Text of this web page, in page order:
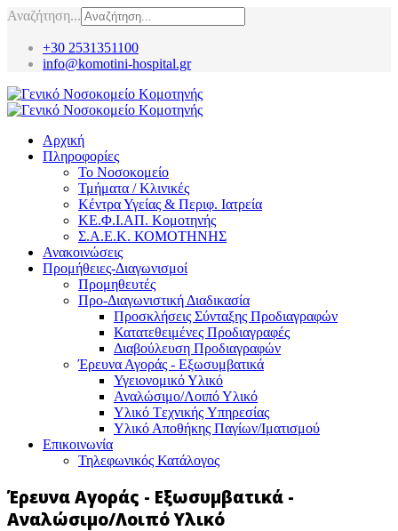
Αναζήτηση...
+30 2531351100
info@komotini-hospital.gr
Αρχική
Πληροφορίες
Το Νοσοκομείο
Τμήματα / Κλινικές
Κέντρα Υγείας & Περιφ. Ιατρεία
ΚΕ.Φ.Ι.ΑΠ. Κομοτηνής
Σ.Α.Ε.Κ. ΚΟΜΟΤΗΝΗΣ
Ανακοινώσεις
Προμήθειες-Διαγωνισμοί
Προμηθευτές
Προ-Διαγωνιστική Διαδικασία
Προσκλήσεις Σύνταξης Προδιαγραφών
Κατατεθειμένες Προδιαγραφές
Διαβούλευση Προδιαγραφών
Έρευνα Αγοράς - Εξωσυμβατικά
Υγειονομικό Υλικό
Αναλώσιμο/Λοιπό Υλικό
Υλικό Tεχνικής Yπηρεσίας
Υλικό Αποθήκης Παγίων/Ιματισμού
Επικοινωνία
Τηλεφωνικός Κατάλογος
Έρευνα Αγοράς - Εξωσυμβατικά -
Αναλώσιμο/Λοιπό Υλικό